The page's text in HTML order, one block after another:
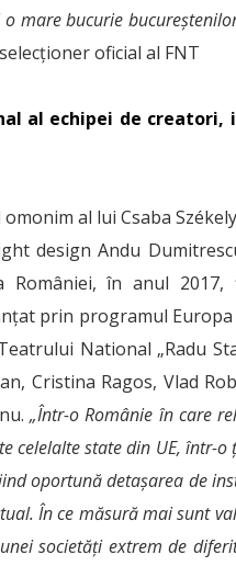
mare bucurie
oficial al FNT
al echipei de creatori,
al lui Csaba
design Andu
României, în anul
prin programul
National „Radu
Cristina Ragos, Vlad
„Într-o Românie în care
celelalte state din UE, într-
oportună detașarea de
În ce măsură mai sunt
societăți extrem de